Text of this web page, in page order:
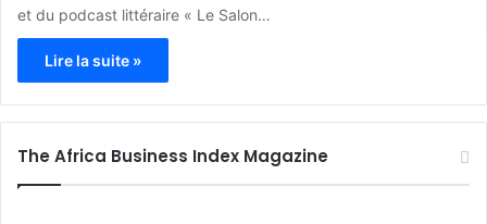
et du podcast littéraire « Le Salon…
Lire la suite »
The Africa Business Index Magazine